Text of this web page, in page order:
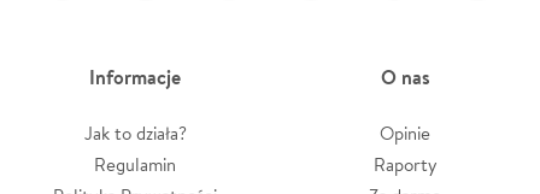
Informacje
Jak to działa?
Regulamin
O nas
Opinie
Raporty